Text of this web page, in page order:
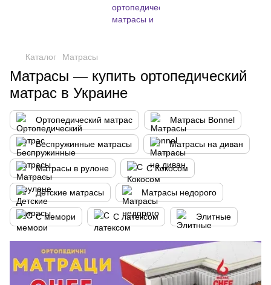
Каталог Матрасы
Матрасы — купить ортопедический
матрас в Украине
Ортопедический матрас Матрасы Bonnel
Беспружинные матрасы Матрасы на диван
Матрасы в рулоне С Кокосом
Детские матрасы Матрасы недорого
С мемори С латексом Элитные